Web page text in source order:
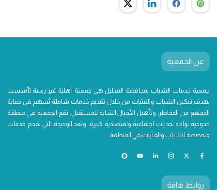
عن الجمعية
جمعية خدمات الشباب بمحافظة السليل هي جمعية أهلية غير ربحية تأسست
بهدف تمكين الشباب والفتيات من خلال تقديم خدمات شاملة تُسهم في حماية
المجتمع من المخاطر، وتأهيل الأجيال الشابة للمستقبل. تقع الجمعية في منطقة
حدودية تواجه تحديات اجتماعية واقتصادية كبيرة، وتعد الوحيدة التي تقدم خدمات
متخصصة للشباب والفتيات في المنطقة.
روابط هامة